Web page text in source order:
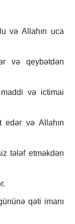
və Allahın uca
və qeybətdən
və ictimai
edər və Allahın
tələf etməkdən
qəti imanı